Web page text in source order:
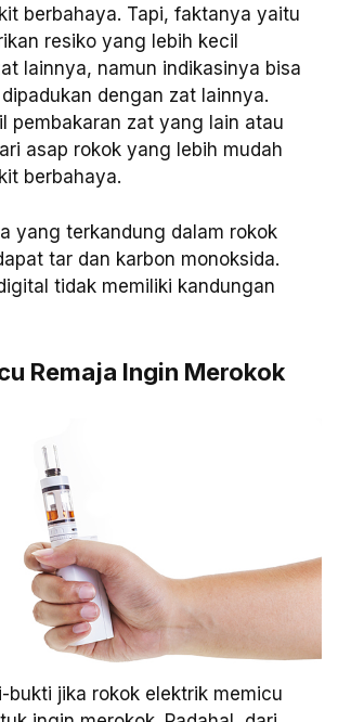
berbahaya. Tapi, faktanya yaitu
resiko yang lebih kecil
lainnya, namun indikasinya bisa
dengan zat lainnya.
pembakaran zat yang lain atau
asap rokok yang lebih mudah
berbahaya.
yang terkandung dalam rokok
tar dan karbon monoksida.
tidak memiliki kandungan
Remaja Ingin Merokok
bukti jika rokok elektrik memicu